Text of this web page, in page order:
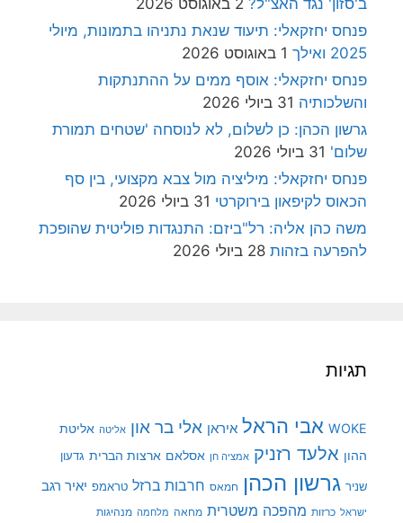
פנחס יחזקאלי: תיעוד שנאת נתניהו בתמונות, מיולי
2025 ואילך
1 באוגוסט 2026
פנחס יחזקאלי: אוסף ממים על ההתנתקות
והשלכותיה 31 ביולי 2026
גרשון הכהן: כן לשלום, לא לנוסחה 'שטחים תמורת
שלום' 31 ביולי 2026
פנחס יחזקאלי: מיליציה מול צבא מקצועי, בין סף
הכאוס לקיפאון בירוקרטי 31 ביולי 2026
משה כהן אליה: רל"ביזם: התנגדות פוליטית שהופכת
להפרעה בזהות 28 ביולי 2026
תגיות
WOKE אבי הראל איראן אלי בר און אליטה אליטת
ההון אלעד רזניק אמציה חן אסלאם ארצות הברית גדעון
שניר גרשון הכהן חמאס חרבות ברזל טראמפ יאיר רגב
ישראל כרזות מהפכה משטרית מחאה מלחמה מנהיגות